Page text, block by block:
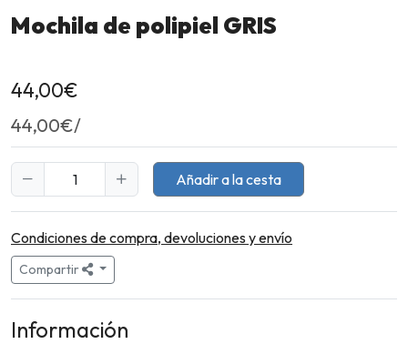
Mochila de polipiel GRIS
44,00€
44,00€/
Añadir a la cesta
Condiciones de compra, devoluciones y envío
Compartir
Información